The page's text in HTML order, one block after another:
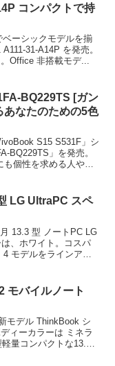
コンパクトで持
ーシックモデルを揃
31-A14P を発売。
Office 非搭載モデ...
BQ229TS [ガン
あなたのための5色
S15 S531F」シ
BQ229TS」を発売。
も個性を求める人や、
LG UltraPC スペ
13.3 型 ノートPC LG
、ホワイト。コスパ
モデルをラインアッ
モバイルノート
モデル ThinkBook シ
ィーカラーは ミネラ
量コンパクトな13.3